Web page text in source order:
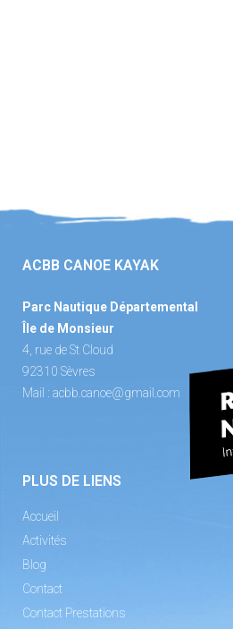
ACBB CANOE KAYAK
Parc Nautique Départemental
Île de Monsieur
4, rue de St Cloud
92310 Sèvres
Mail : acbb.canoe@gmail.com
PLUS DE LIENS
Accueil
Activités
Blog
Contact
Contact Prestations